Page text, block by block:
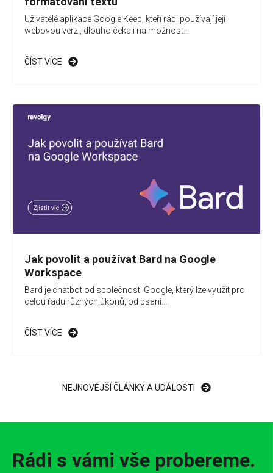
Uživatelé aplikace Google Keep, kteří rádi používají její
webovou verzi, dlouho čekali na možnost...
ČÍST VÍCE
Jak povolit a používat Bard na Google
Workspace
Bard je chatbot od společnosti Google, který lze využít pro
celou řadu různých úkonů, od psaní...
ČÍST VÍCE
NEJNOVĚJŠÍ ČLÁNKY A UDÁLOSTI
Rádi s vámi vše probereme.